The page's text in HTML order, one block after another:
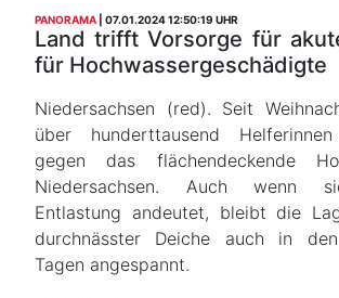
PANORAMA 07.01.2024 12:50:19 UHR
Land trifft Vorsorge für
für Hochwassergeschädigte
Niedersachsen (red). Seit
über hunderttausend
gegen das flächendeckende
Niedersachsen. Auch wenn
Entlastung andeutet, bleibt die
durchnässter Deiche auch in den
Tagen angespannt.